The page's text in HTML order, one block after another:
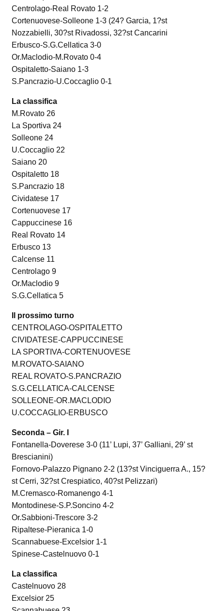
Centrolago-Real Rovato 1-2
Cortenuovese-Solleone 1-3 (24? Garcia, 1?st
Nozzabielli, 30?st Rivadossi, 32?st Cancarini
Erbusco-S.G.Cellatica 3-0
Or.Maclodio-M.Rovato 0-4
Ospitaletto-Saiano 1-3
S.Pancrazio-U.Coccaglio 0-1
La classifica
M.Rovato 26
La Sportiva 24
Solleone 24
U.Coccaglio 22
Saiano 20
Ospitaletto 18
S.Pancrazio 18
Cividatese 17
Cortenuovese 17
Cappuccinese 16
Real Rovato 14
Erbusco 13
Calcense 11
Centrolago 9
Or.Maclodio 9
S.G.Cellatica 5
Il prossimo turno
CENTROLAGO-OSPITALETTO
CIVIDATESE-CAPPUCCINESE
LA SPORTIVA-CORTENUOVESE
M.ROVATO-SAIANO
REAL ROVATO-S.PANCRAZIO
S.G.CELLATICA-CALCENSE
SOLLEONE-OR.MACLODIO
U.COCCAGLIO-ERBUSCO
Seconda – Gir. I
Fontanella-Doverese 3-0 (11’ Lupi, 37’ Galliani, 29’ st
Brescianini)
Fornovo-Palazzo Pignano 2-2 (13?st Vinciguerra A., 15?
st Cerri, 32?st Crespiatico, 40?st Pelizzari)
M.Cremasco-Romanengo 4-1
Montodinese-S.P.Soncino 4-2
Or.Sabbioni-Trescore 3-2
Ripaltese-Pieranica 1-0
Scannabuese-Excelsior 1-1
Spinese-Castelnuovo 0-1
La classifica
Castelnuovo 28
Excelsior 25